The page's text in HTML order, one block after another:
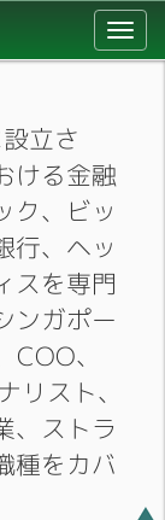
立さ
ける金融
ク、ビッ
行、ヘッ
スを専門
ンガポー
、
リスト、
、ストラ
種をカバ